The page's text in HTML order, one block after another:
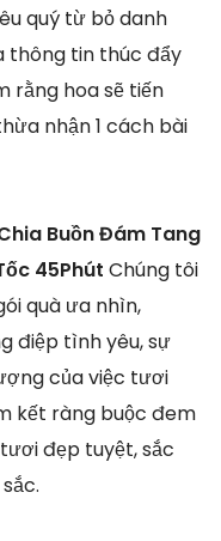
quý từ bỏ danh
thông tin thúc đẩy
rằng hoa sẽ tiến
nhận 1 cách bài
Buồn Đám Tang
45Phút Chúng tôi
quà ưa nhìn,
điệp tình yêu, sự
của việc tươi
kết ràng buộc đem
đẹp tuyệt, sắc